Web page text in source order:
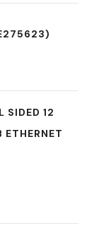
SIDED 12